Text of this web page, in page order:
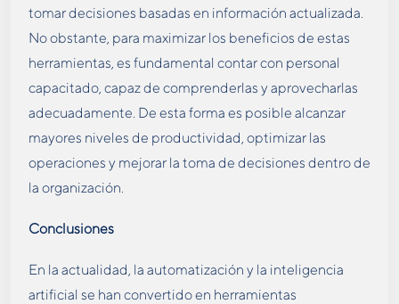
tomar decisiones basadas en información actualizada.
No obstante, para maximizar los beneficios de estas
herramientas, es fundamental contar con personal
capacitado, capaz de comprenderlas y aprovecharlas
adecuadamente. De esta forma es posible alcanzar
mayores niveles de productividad, optimizar las
operaciones y mejorar la toma de decisiones dentro de
la organización.
Conclusiones
En la actualidad, la automatización y la inteligencia
artificial se han convertido en herramientas